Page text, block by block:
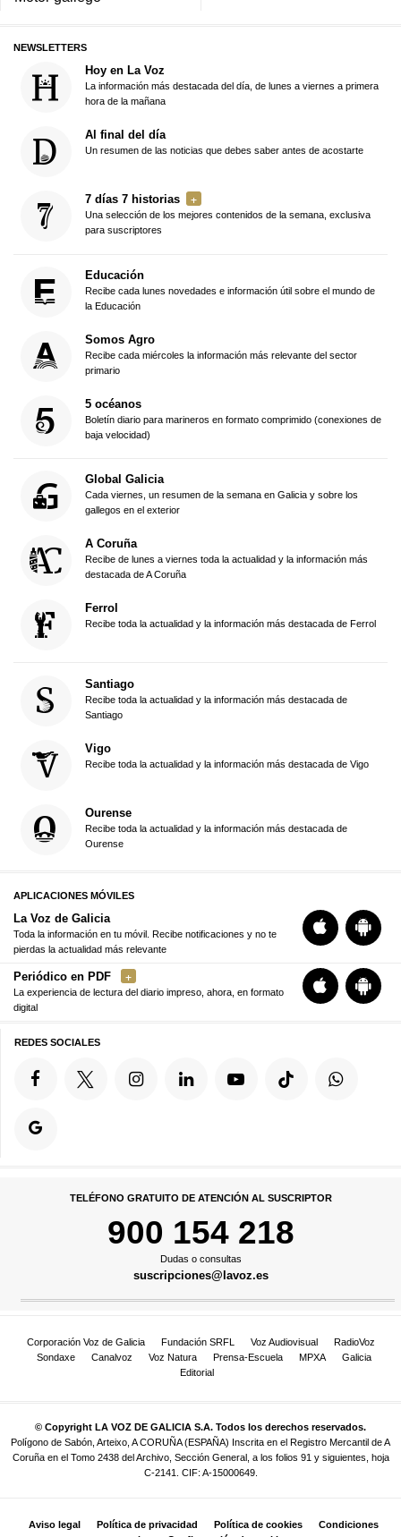
NEWSLETTERS
Hoy en La Voz
La información más destacada del día, de lunes a viernes a primera
hora de la mañana
Al final del día
Un resumen de las noticias que debes saber antes de acostarte
7 días 7 historias
Una selección de los mejores contenidos de la semana, exclusiva
para suscriptores
Educación
Recibe cada lunes novedades e información útil sobre el mundo de
la Educación
Somos Agro
Recibe cada miércoles la información más relevante del sector
primario
5 océanos
Boletín diario para marineros en formato comprimido (conexiones de
baja velocidad)
Global Galicia
Cada viernes, un resumen de la semana en Galicia y sobre los
gallegos en el exterior
A Coruña
Recibe de lunes a viernes toda la actualidad y la información más
destacada de A Coruña
Ferrol
Recibe toda la actualidad y la información más destacada de Ferrol
Santiago
Recibe toda la actualidad y la información más destacada de
Santiago
Vigo
Recibe toda la actualidad y la información más destacada de Vigo
Ourense
Recibe toda la actualidad y la información más destacada de
Ourense
APLICACIONES MÓVILES
La Voz de Galicia
Toda la información en tu móvil. Recibe notificaciones y no te
pierdas la actualidad más relevante
Periódico en PDF
La experiencia de lectura del diario impreso, ahora, en formato
digital
REDES SOCIALES
TELÉFONO GRATUITO DE ATENCIÓN AL SUSCRIPTOR
900 154 218
Dudas o consultas
suscripciones@lavoz.es
Corporación Voz de Galicia Fundación SRFL Voz Audiovisual
RadioVoz
Sondaxe
Canalvoz Voz Natura Prensa-Escuela MPXA
Galicia
Editorial
© Copyright LA VOZ DE GALICIA S.A. Todos los derechos reservados.
Polígono de Sabón, Arteixo, A CORUÑA (ESPAÑA) Inscrita en el Registro Mercantil de A
Coruña en el Tomo 2438 del Archivo, Sección General, a los folios 91 y siguientes, hoja
C-2141. CIF: A-15000649.
Aviso legal Política de privacidad Política de cookies
Condiciones